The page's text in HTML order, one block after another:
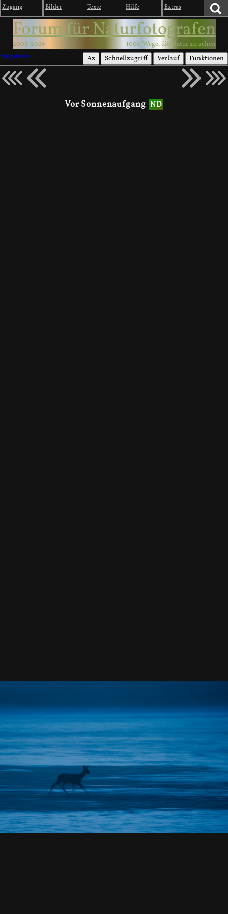
Zugang Bilder Texte Hilfe Extras
Forum für Naturfotografen
2003-2026
1000 Wege, die Natur zu sehen
Säugetiere
Az Schnellzugriff Verlauf Funktionen
Vor Sonnenaufgang